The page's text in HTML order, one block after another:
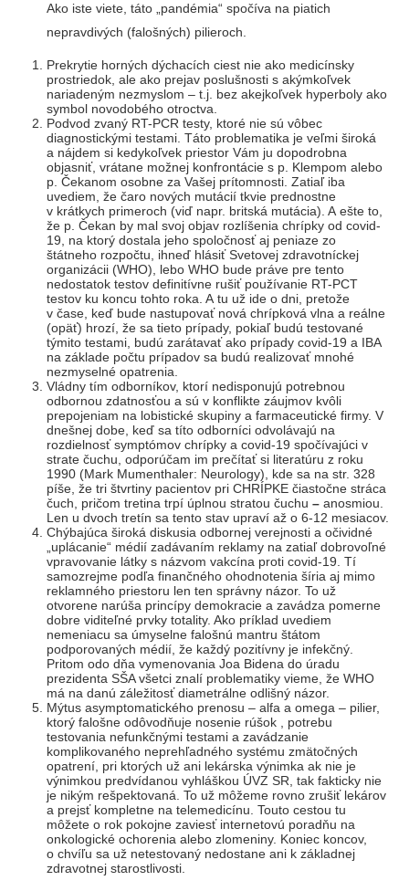
Ako iste viete, táto „pandémia“ spočíva na piatich
nepravdivých (falošných) pilieroch.
Prekrytie horných dýchacích ciest nie ako medicínsky
prostriedok, ale ako prejav poslušnosti s akýmkoľvek
nariadeným nezmyslom – t.j. bez akejkoľvek hyperboly ako
symbol novodobého otroctva.
Podvod zvaný RT-PCR testy, ktoré nie sú vôbec
diagnostickými testami. Táto problematika je veľmi široká
a nájdem si kedykoľvek priestor Vám ju dopodrobna
objasniť, vrátane možnej konfrontácie s p. Klempom alebo
p. Čekanom osobne za Vašej prítomnosti. Zatiaľ iba
uvediem, že čaro nových mutácií tkvie prednostne
v krátkych primeroch (viď napr. britská mutácia). A ešte to,
že p. Čekan by mal svoj objav rozlíšenia chrípky od covid-
19, na ktorý dostala jeho spoločnosť aj peniaze zo
štátneho rozpočtu, ihneď hlásiť Svetovej zdravotníckej
organizácii (WHO), lebo WHO bude práve pre tento
nedostatok testov definitívne rušiť používanie RT-PCT
testov ku koncu tohto roka. A tu už ide o dni, pretože
v čase, keď bude nastupovať nová chrípková vlna a reálne
(opäť) hrozí, že sa tieto prípady, pokiaľ budú testované
týmito testami, budú zarátavať ako prípady covid-19 a IBA
na základe počtu prípadov sa budú realizovať mnohé
nezmyselné opatrenia.
Vládny tím odborníkov, ktorí nedisponujú potrebnou
odbornou zdatnosťou a sú v konflikte záujmov kvôli
prepojeniam na lobistické skupiny a farmaceutické firmy. V
dnešnej dobe, keď sa títo odborníci odvolávajú na
rozdielnosť symptómov chrípky a covid-19 spočívajúci v
strate čuchu, odporúčam im prečítať si literatúru z roku
1990 (Mark Mumenthaler: Neurology), kde sa na str. 328
píše, že tri štvrtiny pacientov pri CHRÍPKE čiastočne stráca
čuch, pričom tretina trpí úplnou stratou čuchu –anosmiou.
Len u dvoch tretín sa tento stav upraví až o 6-12 mesiacov.
Chýbajúca široká diskusia odbornej verejnosti a očividné
„uplácanie“ médií zadávaním reklamy na zatiaľ dobrovoľné
vpravovanie látky s názvom vakcína proti covid-19. Tí
samozrejme podľa finančného ohodnotenia šíria aj mimo
reklamného priestoru len ten správny názor. To už
otvorene narúša princípy demokracie a zavádza pomerne
dobre viditeľné prvky totality. Ako príklad uvediem
nemeniacu sa úmyselne falošnú mantru štátom
podporovaných médií, že každý pozitívny je infekčný.
Pritom odo dňa vymenovania Joa Bidena do úradu
prezidenta SŠA všetci znalí problematiky vieme, že WHO
má na danú záležitosť diametrálne odlišný názor.
Mýtus asymptomatického prenosu – alfa a omega – pilier,
ktorý falošne odôvodňuje nosenie rúšok , potrebu
testovania nefunkčnými testami a zavádzanie
komplikovaného neprehľadného systému zmätočných
opatrení, pri ktorých už ani lekárska výnimka ak nie je
výnimkou predvídanou vyhláškou ÚVZ SR, tak fakticky nie
je nikým rešpektovaná. To už môžeme rovno zrušiť lekárov
a prejsť kompletne na telemedicínu. Touto cestou tu
môžete o rok pokojne zaviesť internetovú poradňu na
onkologické ochorenia alebo zlomeniny. Koniec koncov,
o chvíľu sa už netestovaný nedostane ani k základnej
zdravotnej starostlivosti.